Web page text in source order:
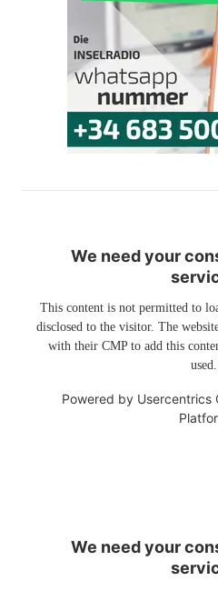
We need your
This content is not permitted to
disclosed to the visitor. The
with their CMP to add this
used.
Powered by Usercentrics
We need your